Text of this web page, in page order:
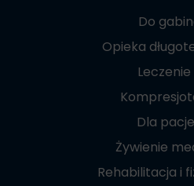
Do
Opieka
Dla
Żywienie
Rehabilitacja i